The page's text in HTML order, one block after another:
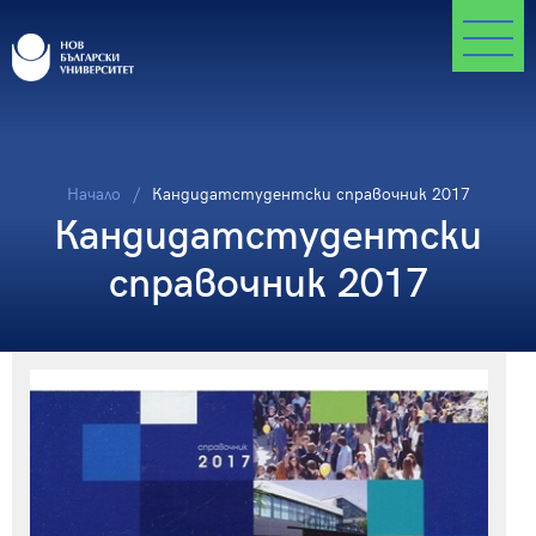
Начало Кандидатстудентски справочник 2017
Кандидатстудентски
справочник 2017